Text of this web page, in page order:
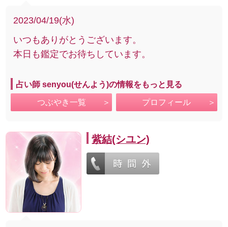
2023/04/19(水)
いつもありがとうございます。
本日も鑑定でお待ちしています。
占い師 senyou(せんよう)の情報をもっと見る
つぶやき一覧 プロフィール
紫結(シユン)